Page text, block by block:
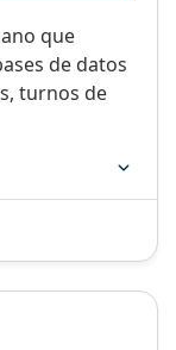
que
de datos
turnos de